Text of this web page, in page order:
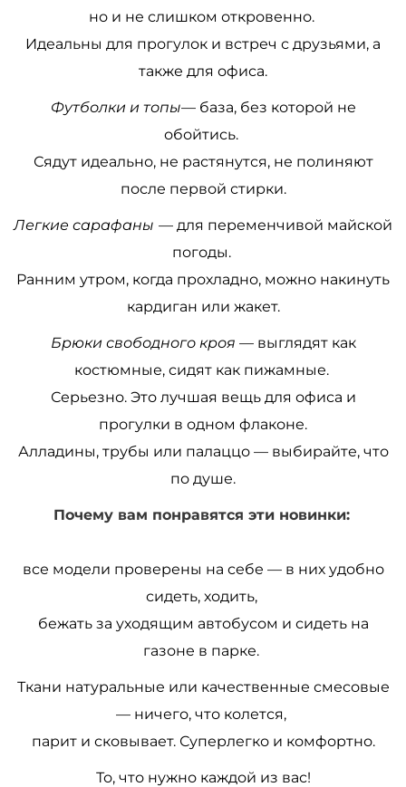
но и не слишком откровенно.
Идеальны для прогулок и встреч с друзьями, а
также для офиса.
Футболки и топы— база, без которой не
обойтись.
Сядут идеально, не растянутся, не полиняют
после первой стирки.
Легкие сарафаны — для переменчивой майской
погоды.
Ранним утром, когда прохладно, можно накинуть
кардиган или жакет.
Брюки свободного кроя — выглядят как
костюмные, сидят как пижамные.
Серьезно. Это лучшая вещь для офиса и
прогулки в одном флаконе.
Алладины, трубы или палаццо — выбирайте, что
по душе.
Почему вам понравятся эти новинки:
все модели проверены на себе — в них удобно
сидеть, ходить,
бежать за уходящим автобусом и сидеть на
газоне в парке.
Ткани натуральные или качественные смесовые
— ничего, что колется,
парит и сковывает. Суперлегко и комфортно.
То, что нужно каждой из вас!